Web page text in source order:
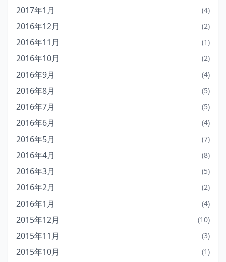
2017年1月 (4)
2016年12月 (2)
2016年11月 (1)
2016年10月 (2)
2016年9月 (4)
2016年8月 (5)
2016年7月 (5)
2016年6月 (4)
2016年5月 (7)
2016年4月 (8)
2016年3月 (5)
2016年2月 (2)
2016年1月 (4)
2015年12月 (10)
2015年11月 (3)
2015年10月 (1)